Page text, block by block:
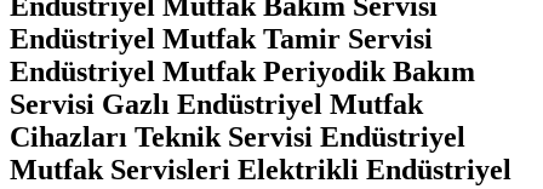
Endüstriyel Mutfak Tamir Servisi
Endüstriyel Mutfak Periyodik Bakım
Servisi Gazlı Endüstriyel Mutfak
Cihazları Teknik Servisi Endüstriyel
Mutfak Servisleri Elektrikli Endüstriyel